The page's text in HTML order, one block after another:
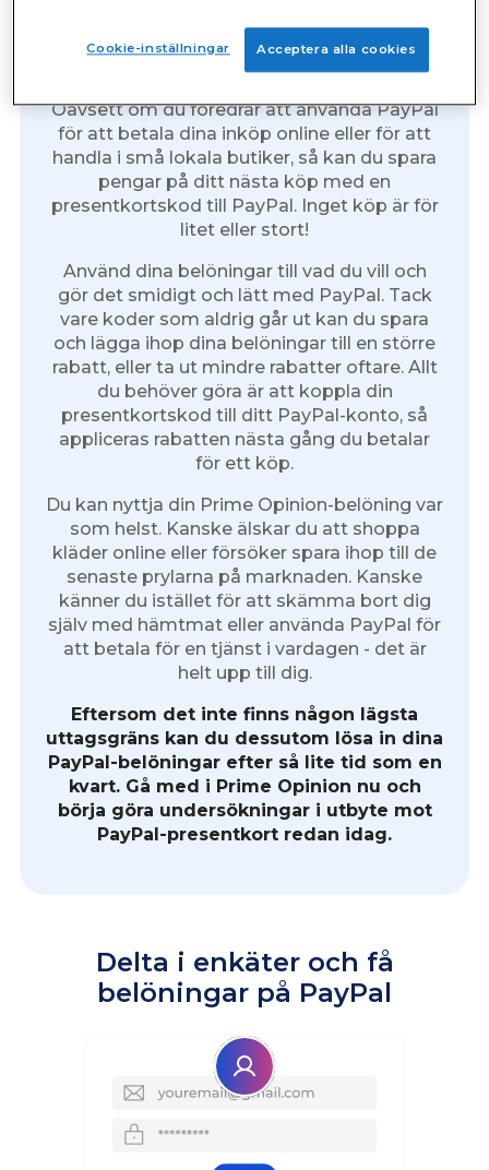
Betalda enkäter: PayPal-
belöningar
Oavsett om du föredrar att använda PayPal
för att betala dina inköp online eller för att
handla i små lokala butiker, så kan du spara
pengar på ditt nästa köp med en
presentkortskod till PayPal. Inget köp är för
litet eller stort!
Använd dina belöningar till vad du vill och
gör det smidigt och lätt med PayPal. Tack
vare koder som aldrig går ut kan du spara
och lägga ihop dina belöningar till en större
rabatt, eller ta ut mindre rabatter oftare. Allt
du behöver göra är att koppla din
presentkortskod till ditt PayPal-konto, så
appliceras rabatten nästa gång du betalar
för ett köp.
Du kan nyttja din Prime Opinion-belöning var
som helst. Kanske älskar du att shoppa
kläder online eller försöker spara ihop till de
senaste prylarna på marknaden. Kanske
känner du istället för att skämma bort dig
själv med hämtmat eller använda PayPal för
att betala för en tjänst i vardagen - det är
helt upp till dig.
Eftersom det inte finns någon lägsta
uttagsgräns kan du dessutom lösa in dina
PayPal-belöningar efter så lite tid som en
kvart. Gå med i Prime Opinion nu och
börja göra undersökningar i utbyte mot
PayPal-presentkort redan idag.
Delta i enkäter och få
belöningar på PayPal
Acceptera alla cookies
Cookie-inställningar